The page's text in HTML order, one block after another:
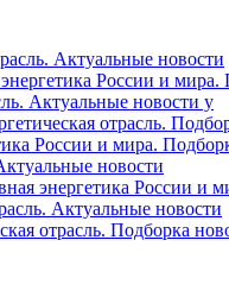
Актуальные новости
России и мира.
Актуальные новости у
отрасль.
России и мира.
новости
энергетика России и
Актуальные новости
отрасль. Подборка